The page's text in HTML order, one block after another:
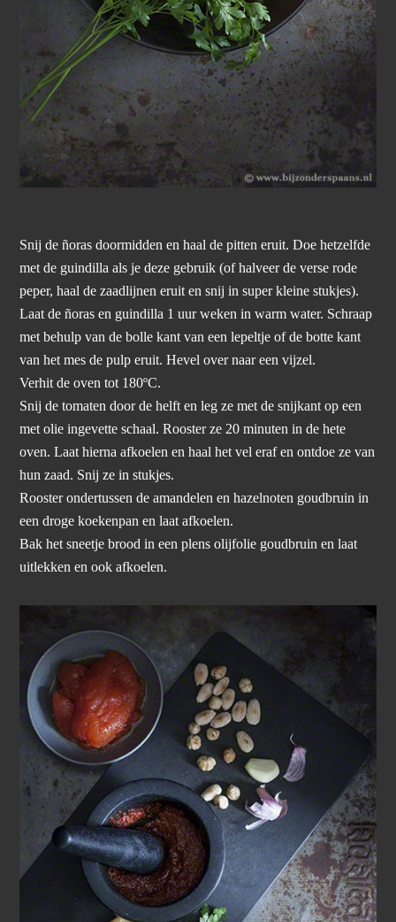
Snij de ñoras doormidden en haal de pitten eruit. Doe hetzelfde
met de guindilla als je deze gebruik (of halveer de verse rode
peper, haal de zaadlijnen eruit en snij in super kleine stukjes).
Laat de ñoras en guindilla 1 uur weken in warm water. Schraap
met behulp van de bolle kant van een lepeltje of de botte kant
van het mes de pulp eruit. Hevel over naar een vijzel.
Verhit de oven tot 180ºC.
Snij de tomaten door de helft en leg ze met de snijkant op een
met olie ingevette schaal. Rooster ze 20 minuten in de hete
oven. Laat hierna afkoelen en haal het vel eraf en ontdoe ze van
hun zaad. Snij ze in stukjes.
Rooster ondertussen de amandelen en hazelnoten goudbruin in
een droge koekenpan en laat afkoelen.
Bak het sneetje brood in een plens olijfolie goudbruin en laat
uitlekken en ook afkoelen.